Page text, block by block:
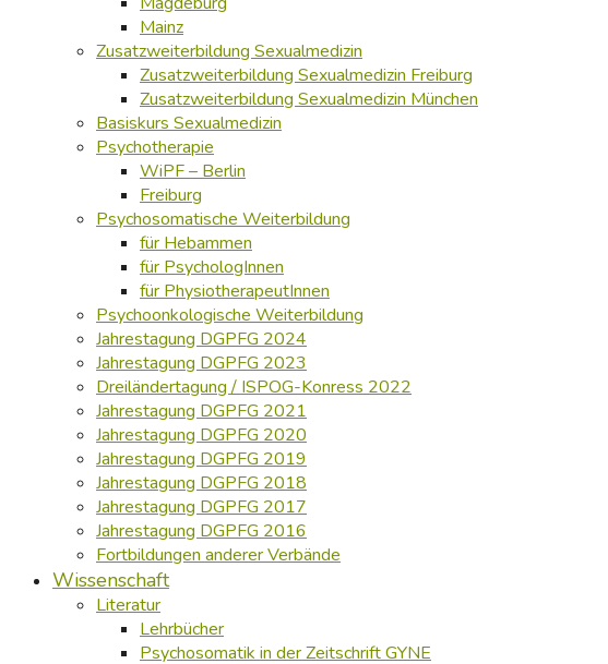
Mainz
Zusatzweiterbildung Sexualmedizin
Zusatzweiterbildung Sexualmedizin Freiburg
Zusatzweiterbildung Sexualmedizin München
Basiskurs Sexualmedizin
Psychotherapie
WiPF – Berlin
Freiburg
Psychosomatische Weiterbildung
für Hebammen
für PsychologInnen
für PhysiotherapeutInnen
Psychoonkologische Weiterbildung
Jahrestagung DGPFG 2024
Jahrestagung DGPFG 2023
Dreiländertagung / ISPOG-Konress 2022
Jahrestagung DGPFG 2021
Jahrestagung DGPFG 2020
Jahrestagung DGPFG 2019
Jahrestagung DGPFG 2018
Jahrestagung DGPFG 2017
Jahrestagung DGPFG 2016
Fortbildungen anderer Verbände
Wissenschaft
Literatur
Lehrbücher
Psychosomatik in der Zeitschrift GYNE